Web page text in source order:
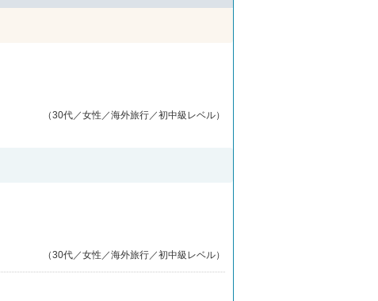
（30代／女性／海外旅行／初中級レベル）
（30代／女性／海外旅行／初中級レベル）